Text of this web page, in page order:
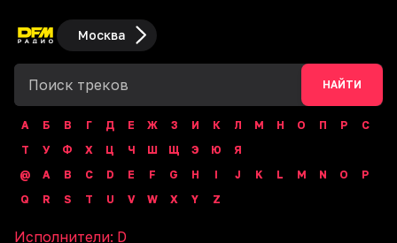
Москва
НАЙТИ
А Б В Г Д Е Ж З И К Л М Н О П Р
С
Т
У Ф Х Ц Ч Ш Щ Э Ю
Я
@
A B C D E F G H I J K L M N O
P
Q
R S T U V W X Y Z
Исполнители: D